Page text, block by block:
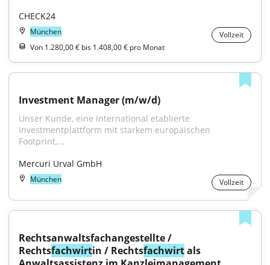
CHECK24
München
Vollzeit
Von 1.280,00 € bis 1.408,00 € pro Monat
Investment Manager (m/w/d)
Unser Kunde, eine international etablierte
Investmentplattform mit starkem europäischen
Footprint,...
Mercuri Urval GmbH
München Vollzeit
Rechtsanwaltsfachangestellte /
Rechtsfachwirtin / Rechtsfachwirt als